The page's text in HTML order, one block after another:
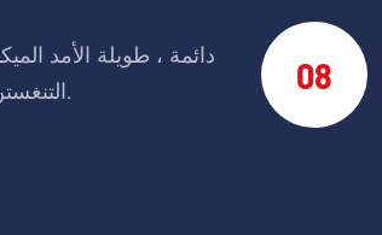
دائمة ، طويلة الأمد
التنغستن كربيد الوجه.
08